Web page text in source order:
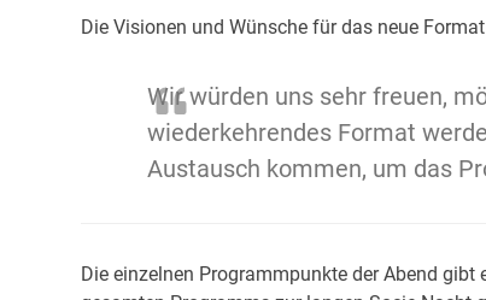
Die Visionen und Wünsche für das neue
Wir würden uns sehr freuen,
wiederkehrendes Format
Austausch kommen, um das
Die einzelnen Programmpunkte der Abend